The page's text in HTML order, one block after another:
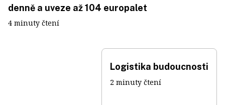
denně a uveze až 104 europalet
4 minuty čtení
Logistika budoucnosti
2 minuty čtení